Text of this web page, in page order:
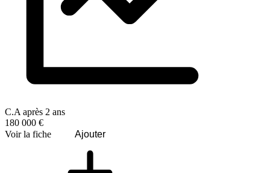
C.A après 2 ans
180 000 €
Voir la fiche
Ajouter